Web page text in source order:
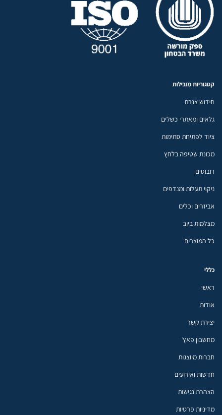
קטגוריות מובילות
חידוש צנרת
גלאים ומאתרי כשלים
ציוד לפתיחת סתימות
מכונת שטיפה בלחץ
רובוטים
ניקוי תעלות ומנדפים
אביזרים וכלים
מצלמות ביוב
כל המוצרים
כללי
ראשי
אודות
יצירת קשר
מחשבון פאץ'
חברות מיוצגות
חדשות ואירועים
הצהרת נגישות
מדיניות פרטיות